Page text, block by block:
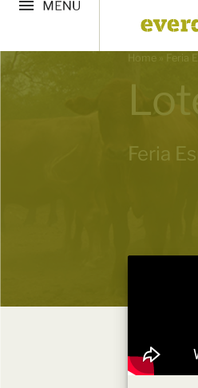
Home » Feria
Feria